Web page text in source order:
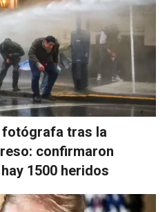
fotógrafa tras la
confirmaron
1500 heridos